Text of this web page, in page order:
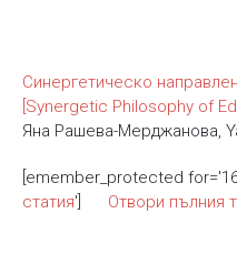
Синергетическо
[Synergetic Philosophy of
Яна Рашева-Мерджанова,
[emember_protected
статия'] Отвори пълния